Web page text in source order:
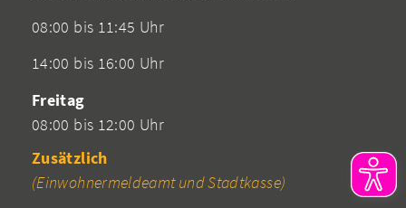
08:00 bis 11:45 Uhr
14:00 bis 16:00 Uhr
Freitag
08:00 bis 12:00 Uhr
Zusätzlich
(Einwohnermeldeamt und Stadtkasse)